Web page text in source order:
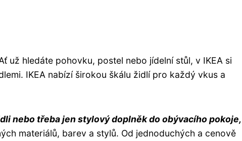
už hledáte pohovku, postel nebo jídelní stůl, v IKEA si
IKEA nabízí širokou škálu židlí pro každý vkus a
nebo třeba jen stylový doplněk do obývacího pokoje,
materiálů, barev a stylů. Od jednoduchých a cenově